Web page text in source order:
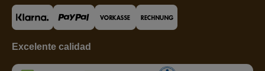
Excelente calidad